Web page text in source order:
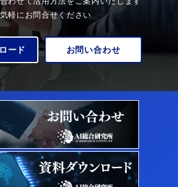
軽にお問合せください
ード お問い合わせ